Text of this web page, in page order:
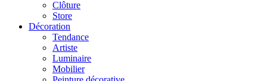
Clôture
Store
Décoration
Tendance
Artiste
Luminaire
Mobilier